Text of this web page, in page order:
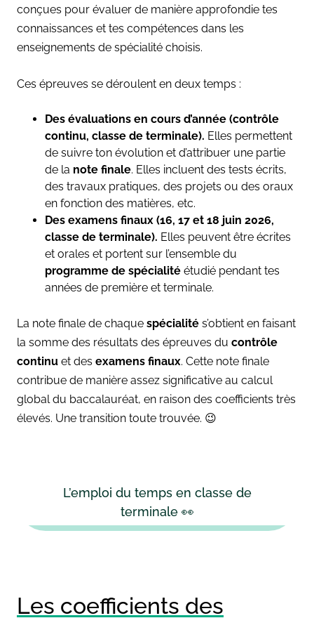
conçues pour évaluer de manière approfondie tes
connaissances et tes compétences dans les
enseignements de spécialité choisis.
Ces épreuves se déroulent en deux temps :
Des évaluations en cours d’année (contrôle
continu, classe de terminale). Elles permettent
de suivre ton évolution et d’attribuer une partie
de la note finale. Elles incluent des tests écrits,
des travaux pratiques, des projets ou des oraux
en fonction des matières, etc.
Des examens finaux (16, 17 et 18 juin 2026,
classe de terminale). Elles peuvent être écrites
et orales et portent sur l’ensemble du
programme de spécialité étudié pendant tes
années de première et terminale.
La note finale de chaque spécialité s’obtient en faisant
la somme des résultats des épreuves du contrôle
continu et des examens finaux. Cette note finale
contribue de manière assez significative au calcul
global du baccalauréat, en raison des coefficients très
élevés. Une transition toute trouvée. 😉
L’emploi du temps en classe de
terminale 👀
Les coefficients des